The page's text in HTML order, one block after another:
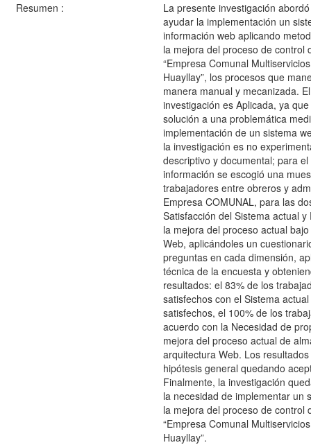
Resumen :
La presente investigación
ayudar la implementación un
información web aplicando
la mejora del proceso de control
“Empresa Comunal
Huayllay”, los procesos que
manera manual y mecanizada.
investigación es Aplicada, ya
solución a una problemática
implementación de un sistema
la investigación es no
descriptivo y documental; para
información se escogió una
trabajadores entre obreros y
Empresa COMUNAL, para las
Satisfacción del Sistema actual
la mejora del proceso actual
Web, aplicándoles un
preguntas en cada dimensión,
técnica de la encuesta y
resultados: el 83% de los
satisfechos con el Sistema
satisfechos, el 100% de los
acuerdo con la Necesidad de
mejora del proceso actual de
arquitectura Web. Los
hipótesis general quedando
Finalmente, la investigación
la necesidad de implementar un
la mejora del proceso de control
“Empresa Comunal
Huayllay”.